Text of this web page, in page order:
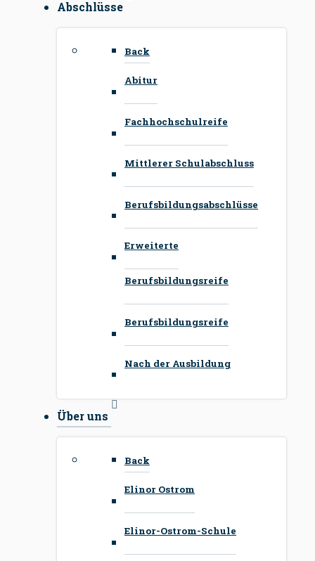
Abschlüsse
Back
Abitur
Fachhochschulreife
Mittlerer Schulabschluss
Berufsbildungsabschlüsse
Erweiterte
Berufsbildungsreife
Berufsbildungsreife
Nach der Ausbildung
Über uns
Back
Elinor Ostrom
Elinor-Ostrom-Schule